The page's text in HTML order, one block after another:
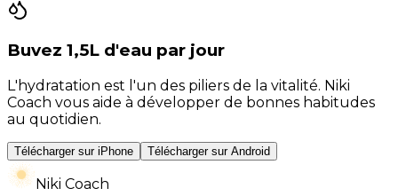
Buvez 1,5L d'eau par jour
L'hydratation est l'un des piliers de la vitalité. Niki
Coach vous aide à développer de bonnes habitudes
au quotidien.
Télécharger sur iPhone Télécharger sur Android
Niki Coach